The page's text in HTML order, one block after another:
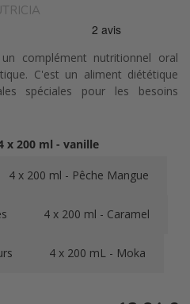
complément nutritionnel oral
C'est un aliment diététique
spéciales pour les besoins
x 200 ml - vanille
4 x 200 ml - Pêche Mangue
4 x 200 ml - Caramel
4 x 200 mL - Moka